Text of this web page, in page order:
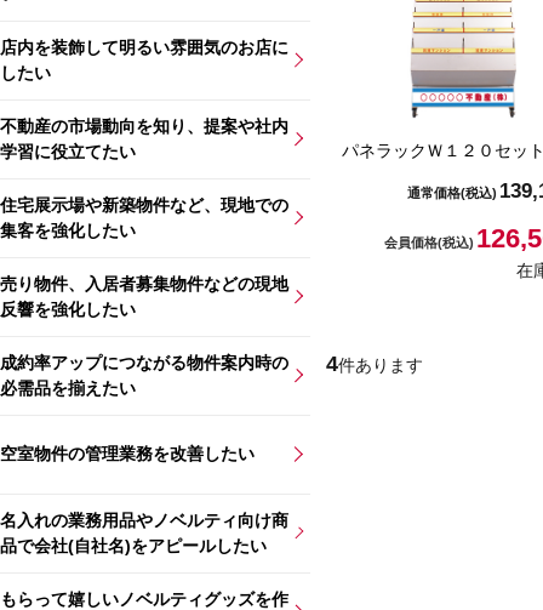
店内を装飾して明るい雰囲気のお店に
したい
不動産の市場動向を知り、提案や社内
学習に役立てたい
住宅展示場や新築物件など、現地での
集客を強化したい
売り物件、入居者募集物件などの現地
反響を強化したい
成約率アップにつながる物件案内時の
必需品を揃えたい
空室物件の管理業務を改善したい
名入れの業務用品やノベルティ向け商
品で会社(自社名)をアピールしたい
もらって嬉しいノベルティグッズを作
パネラックＷ１２０セッ
通常価格(税込)
会員価格(税込)
在
4件あります